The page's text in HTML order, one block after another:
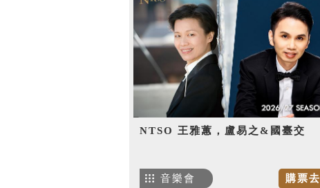
NTSO 王雅蕙，盧易之&國臺交
購票去
音樂會